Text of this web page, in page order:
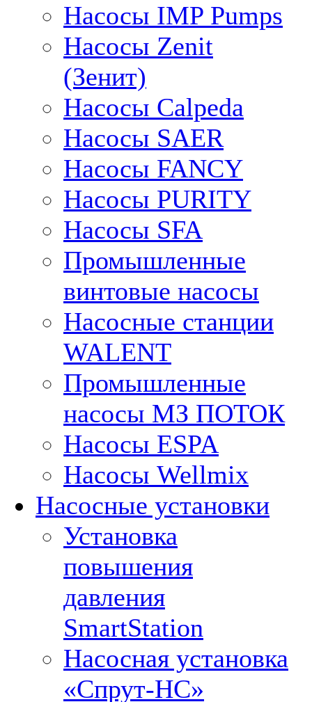
Насосы IMP Pumps
Насосы Zenit
(Зенит)
Насосы Calpeda
Насосы SAER
Насосы FANCY
Насосы PURITY
Насосы SFA
Промышленные
винтовые насосы
Насосные станции
WALENT
Промышленные
насосы МЗ ПОТОК
Насосы ESPA
Насосы Wellmix
Насосные установки
Установка
повышения
давления
SmartStation
Насосная установка
«Спрут-НС»